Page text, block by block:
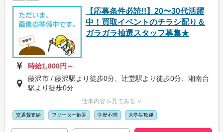
【応募条件必読!!】20〜30代活躍
中！買取イベントのチラシ配り＆
ガラガラ抽選スタッフ募集★
時給1,800円～
藤沢市 / 藤沢駅より徒歩0分、辻堂駅より徒歩0分、湘南台
駅より徒歩0分
仕事内容を見てみる ∨
交通費支給 フリーター歓迎 学歴不問 大学生歓迎